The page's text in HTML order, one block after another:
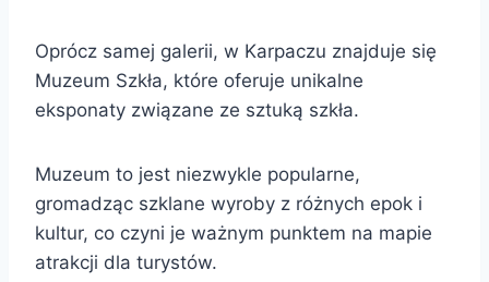
Oprócz samej galerii, w Karpaczu znajduje się
Muzeum Szkła, które oferuje unikalne
eksponaty związane ze sztuką szkła.
Muzeum to jest niezwykle popularne,
gromadząc szklane wyroby z różnych epok i
kultur, co czyni je ważnym punktem na mapie
atrakcji dla turystów.